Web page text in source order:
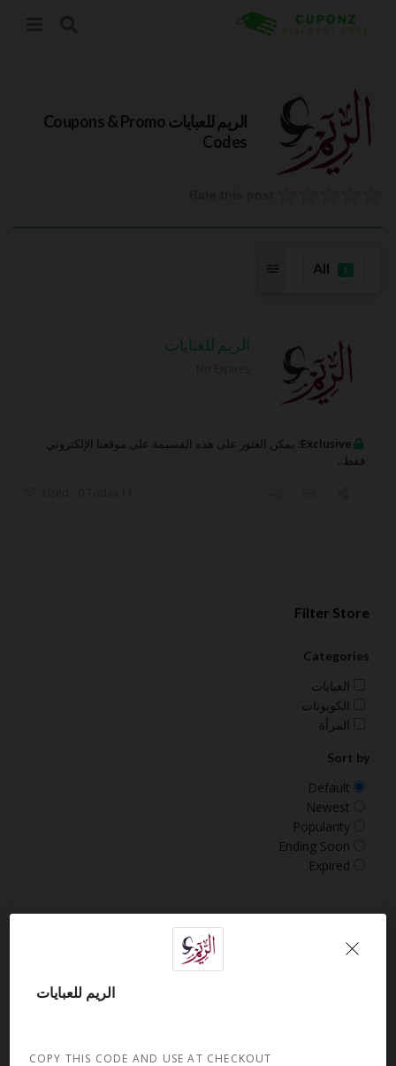
الريم للعباياتCoupons & Promo
Codes
All 1
الريم للعبايات
Exclusive: يمكن العثور على هذه القسيمة على موقعنا الإلكتروني
فقط..
Filter Store
Categories
العبايات
الكوبونات
المرأة
Sort by
Default
Newest
Popularity
Ending Soon
Expired
الريم للعبايات
COPY THIS CODE AND USE AT CHECKOUT